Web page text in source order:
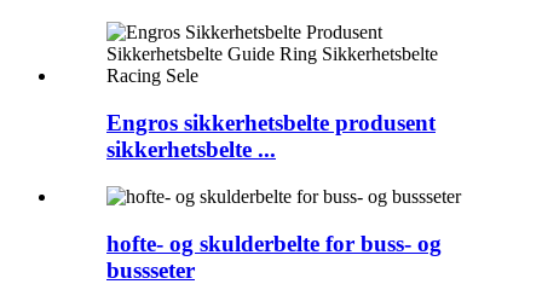
Engros sikkerhetsbelte produsent
sikkerhetsbelte ...
hofte- og skulderbelte for buss- og
bussseter